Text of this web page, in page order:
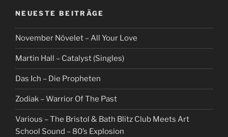
NEUESTE BEITRÄGE
November Növelet – All Your Love
Martin Hall – Catalyst (Singles)
Das Ich – Die Propheten
Zodiak – Warrior Of The Past
Various – The Bristol & Bath Blitz Club Meets Art
School Sound – 80’s Explosion